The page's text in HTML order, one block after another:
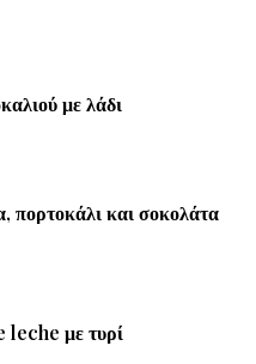
με λάδι
πορτοκάλι και σοκολάτα
με τυρί